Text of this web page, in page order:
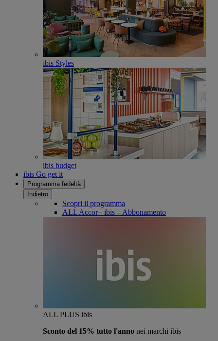
ibis Styles
ibis budget
ibis Go get it
Programma fedeltà
Indietro
Scopri il programma
ALL Accor+ ibis – Abbonamento
ALL PLUS ibis
Sconto del 15% tutto l'anno nei marchi ibis